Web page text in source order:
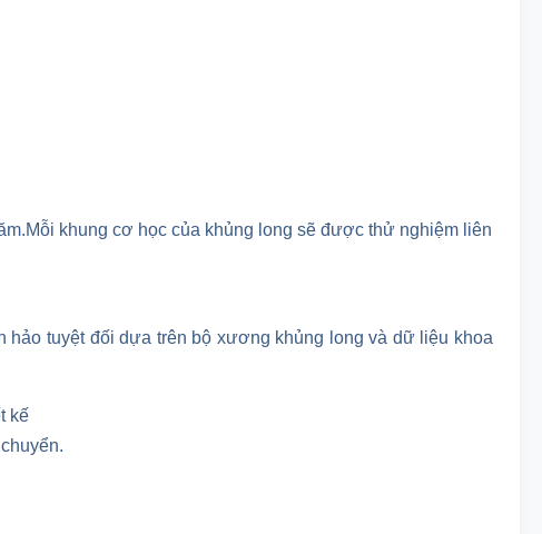
khung cơ học của khủng long sẽ được thử nghiệm liên
tuyệt đối dựa trên bộ xương khủng long và dữ liệu khoa
kế